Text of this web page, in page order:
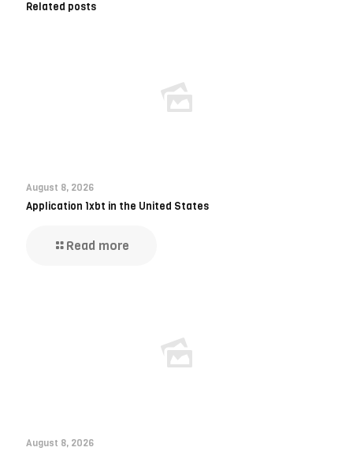
Related posts
August 8, 2026
Application 1xbt in the United States
Read more
August 8, 2026